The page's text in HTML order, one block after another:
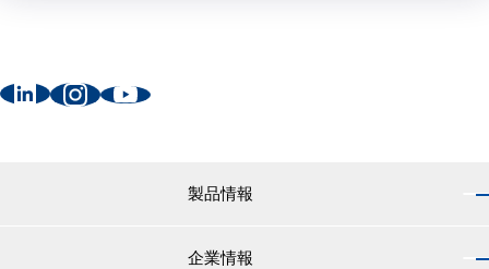
製品情報
企業情報